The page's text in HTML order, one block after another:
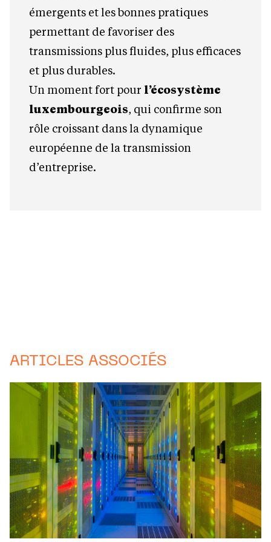
émergents et les bonnes pratiques
permettant de favoriser des
transmissions plus fluides, plus efficaces
et plus durables.
Un moment fort pour l’écosystème
luxembourgeois, qui confirme son
rôle croissant dans la dynamique
européenne de la transmission
d’entreprise.
ARTICLES ASSOCIÉS